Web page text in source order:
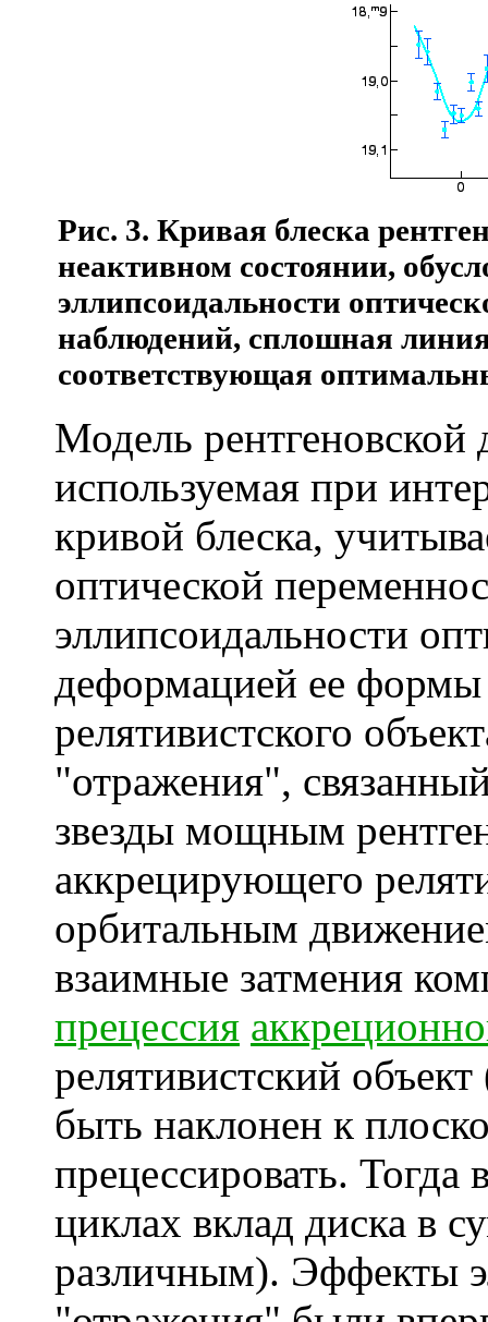
Рис. 3. Кривая блеска
неактивном состоянии,
эллипсоидальности
наблюдений, сплошная
соответствующая
Модель
используемая при
кривой блеска,
оптической
эллипсоидальности
деформацией ее формы
релятивистского
"отражения",
звезды мощным
аккрецирующего
орбитальным
взаимные затмения
прецессия
релятивистский
быть наклонен к
прецессировать.
циклах вклад диска в
различным). Эффекты